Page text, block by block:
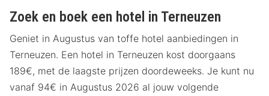
Zoek en boek een hotel in Terneuzen
Geniet in Augustus van toffe hotel aanbiedingen in
Terneuzen. Een hotel in Terneuzen kost doorgaans
189€, met de laagste prijzen doordeweeks. Je kunt nu
vanaf 94€ in Augustus 2026 al jouw volgende